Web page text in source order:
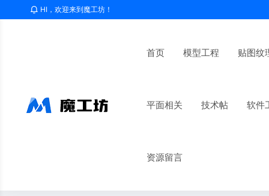
HI，欢迎来到魔工坊！
首页 模型工程 贴图纹
平面相关 技术帖 软件
资源留言